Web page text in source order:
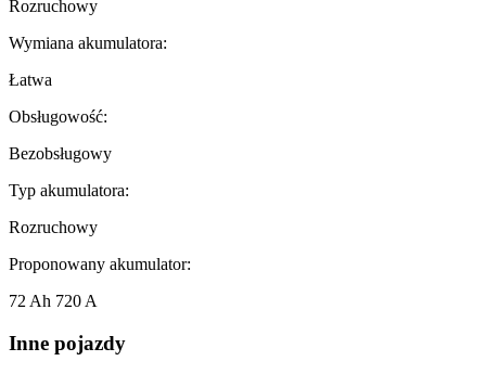
Rozruchowy
Wymiana akumulatora:
Łatwa
Obsługowość:
Bezobsługowy
Typ akumulatora:
Rozruchowy
Proponowany akumulator:
72 Ah 720 A
Inne pojazdy